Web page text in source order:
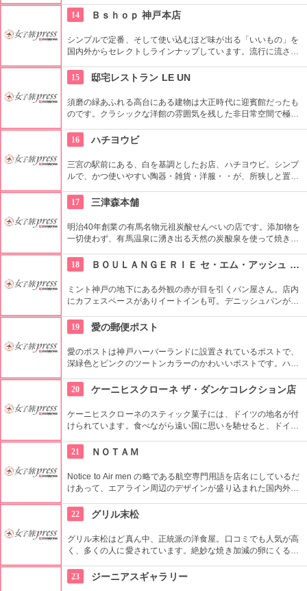
いお店です。行列ができる人気店なので確認は必須。
14 Ｂｓｈｏｐ 神戸本店
シンプルで定番、そして使い込むほど味が出る「いいもの」を
国内外からセレクトしラインナップしています。流行に流され
15
邸宅レストラン LE UN
須磨の緑あふれる高台にある建物は大正時代に迎賓館だったも
のです。クラシックな洋館の雰囲気を残した非日常空間で極上
ンで行こうか、ワクワクしませんか？
16 ハチヨウビ
三宮の駅前にある、白を基調としたお店、ハチヨウビ。シンプ
ルで、かつ使いやすい陶器・雑貨・洋服・・が、所狭しと置か
りを見つけたら早い者勝ちですよ。
17 三津森本舗
明治40年創業の有馬名物元祖炭酸せんべいの店です。添加物を
一切使わず、有馬温泉に湧き出る天然の炭酸泉を使って焼き上
ところを見学できます。袋入りや丸缶入りなどが有馬温泉のお
土産として喜ばれています。
18 ＢＯＵＬＡＮＧＥＲＩＥ セ・エム・アッシュ ミント神戸店
ミント神戸の地下にある外観の赤が目を引くパン屋さん。店内
にカフェスペースがありイートインも可。デニッシュパンが人
19
愛の郵便ポスト
愛のポストは神戸ハーバーランドに設置されているポストで、
深緑色とピンクのツートンカラーのかわいいポストです。ハー
い場所としてＮＰＣ法人から「恋人の聖地」に認定された記念
に設置されたポストです。普通のポストと同様に投函できま
す。
20 ケーニヒスクローネ ザ・ダンケコレクション店
ケーニヒスクローネのスティック菓子には、ドイツの地名が付
けられています。食べながら遠い国に思いを馳せると、ドイツ
店は女性に人気のカフェです。1Fにはケーキが並び、テイクア
ウトできます。
21 ＮＯＴＡＭ
Notice to Air men の略である航空専門用語を店名にしているだ
けあって、エアライン周辺のデザインが盛り込まれた国内外の
開。見ているだけで旅行に行きたくなるグッズばかりです。
22 グリル末松
グリル末松はど真ん中、正統派の洋食屋。口コミでも人気が高
く、多くの人に愛されています。絶妙な焼き加減の卵にくるま
満足感あり。シェフの創作料理は面白いメニューがそろってい
ます。
23 ジーニアスギャラリー